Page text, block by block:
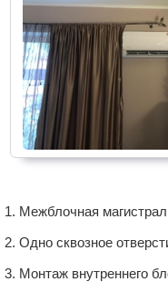
Межблочная
Одно сквозное
Монтаж внутреннего